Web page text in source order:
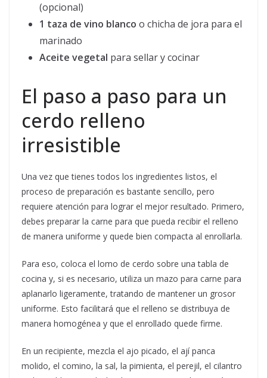
(opcional)
1 taza de vino blanco o chicha de jora para el
marinado
Aceite vegetal para sellar y cocinar
El paso a paso para un
cerdo relleno
irresistible
Una vez que tienes todos los ingredientes listos, el
proceso de preparación es bastante sencillo, pero
requiere atención para lograr el mejor resultado. Primero,
debes preparar la carne para que pueda recibir el relleno
de manera uniforme y quede bien compacta al enrollarla.
Para eso, coloca el lomo de cerdo sobre una tabla de
cocina y, si es necesario, utiliza un mazo para carne para
aplanarlo ligeramente, tratando de mantener un grosor
uniforme. Esto facilitará que el relleno se distribuya de
manera homogénea y que el enrollado quede firme.
En un recipiente, mezcla el ajo picado, el ají panca
molido, el comino, la sal, la pimienta, el perejil, el cilantro